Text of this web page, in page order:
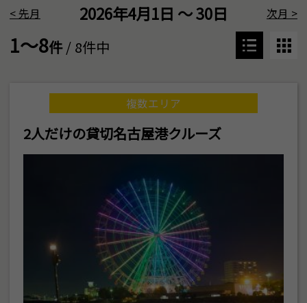
< 先月 2026年4月1日 ～ 30日 次月 >
1～8件/ 8件中
複数エリア
2人だけの貸切名古屋港クルーズ